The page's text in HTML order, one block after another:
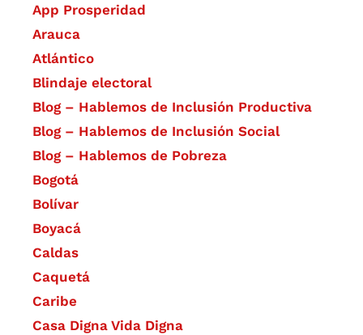
App Prosperidad
Arauca
Atlántico
Blindaje electoral
Blog – Hablemos de Inclusión Productiva
Blog – Hablemos de Inclusión Social
Blog – Hablemos de Pobreza
Bogotá
Bolívar
Boyacá
Caldas
Caquetá
Caribe
Casa Digna Vida Digna